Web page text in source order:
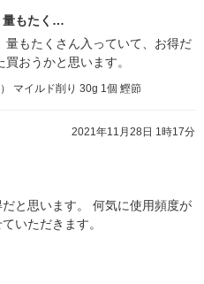
量もたく…
もたくさん入っていて、お得だ
おうかと思います。
マイルド削り 30g 1個 鰹節
2021年11月28日 1時17分
と思います。 何気に使用頻度が
いただきます。